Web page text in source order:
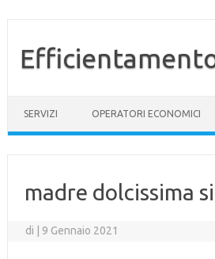
SERVIZI OPERATORI ECONOMICI
madre dolcissima
di 9 Gennaio 2021